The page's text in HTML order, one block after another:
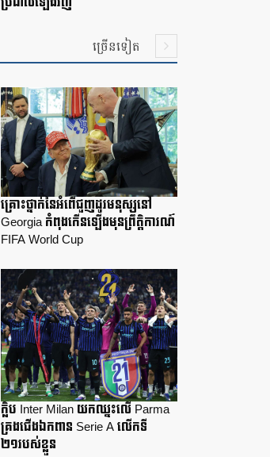
ច្រើនទៀត
គ្រោះថ្នាក់នៃអំពើជួញដូរមនុស្សនៅ
Georgia កំពុងកើនឡើងមុនព្រឹត្តិការណ៍
FIFA World Cup
ក្លិប Inter Milan យកឈ្នះលើ Parma
គ្រងជើងឯកពាន Serie A លើកទី
២១របស់ខ្លួន